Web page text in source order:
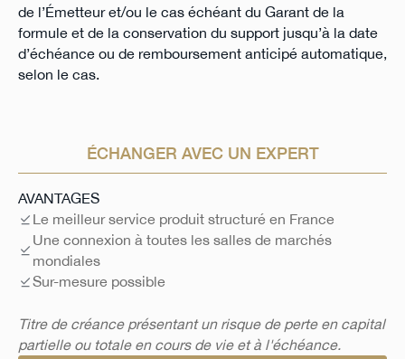
de l’Émetteur et/ou le cas échéant du Garant de la
formule et de la conservation du support jusqu’à la date
d’échéance ou de remboursement anticipé automatique,
selon le cas.
ÉCHANGER AVEC UN EXPERT
AVANTAGES
Le meilleur service produit structuré en France
Une connexion à toutes les salles de marchés
mondiales
Sur-mesure possible
Titre de créance présentant un risque de perte en capital
partielle ou totale en cours de vie et à l'échéance.